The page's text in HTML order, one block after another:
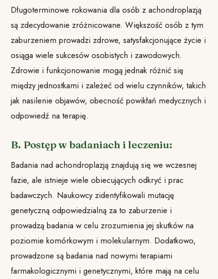
Długoterminowe rokowania dla osób z achondroplazją
są zdecydowanie zróżnicowane. Większość osób z tym
zaburzeniem prowadzi zdrowe, satysfakcjonujące życie i
osiąga wiele sukcesów osobistych i zawodowych.
Zdrowie i funkcjonowanie mogą jednak różnić się
między jednostkami i zależeć od wielu czynników, takich
jak nasilenie objawów, obecność powikłań medycznych i
odpowiedź na terapię.
B. Postęp w badaniach i leczeniu:
Badania nad achondroplazją znajdują się we wczesnej
fazie, ale istnieje wiele obiecujących odkryć i prac
badawczych. Naukowcy zidentyfikowali mutację
genetyczną odpowiedzialną za to zaburzenie i
prowadzą badania w celu zrozumienia jej skutków na
poziomie komórkowym i molekularnym. Dodatkowo,
prowadzone są badania nad nowymi terapiami
farmakologicznymi i genetycznymi, które mają na celu